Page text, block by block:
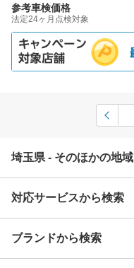
参考車検価格
法定24ヶ月点検対象
埼玉県 - そのほかの地域
上尾市
入間郡
対応サービスから検索
Award 受賞店
ブランドから検索